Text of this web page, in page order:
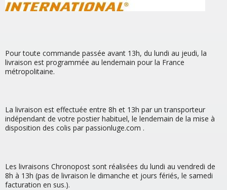
Pour toute commande passée avant 13h, du lundi au jeudi, la
livraison est programmée au lendemain pour la France
métropolitaine.
La livraison est effectuée entre 8h et 13h par un transporteur
indépendant de votre postier habituel, le lendemain de la mise à
disposition des colis par passionluge.com .
Les livraisons Chronopost sont réalisées du lundi au vendredi de
8h à 13h (pas de livraison le dimanche et jours fériés, le samedi
facturation en sus.).